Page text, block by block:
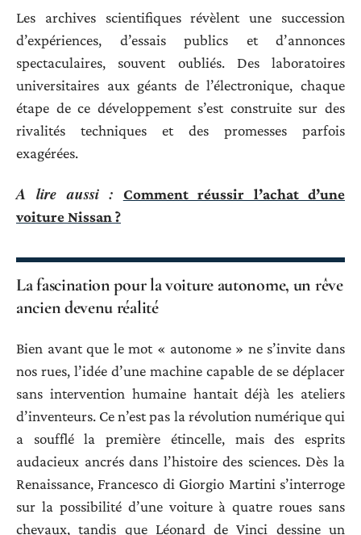
Les archives scientifiques révèlent une succession
d’expériences, d’essais publics et d’annonces
spectaculaires, souvent oubliés. Des laboratoires
universitaires aux géants de l’électronique, chaque
étape de ce développement s’est construite sur des
rivalités techniques et des promesses parfois
exagérées.
A lire aussi :
Comment réussir l’achat d’une
voiture Nissan ?
La fascination pour la voiture autonome, un rêve
ancien devenu réalité
Bien avant que le mot « autonome » ne s’invite dans
nos rues, l’idée d’une machine capable de se déplacer
sans intervention humaine hantait déjà les ateliers
d’inventeurs. Ce n’est pas la révolution numérique qui
a soufflé la première étincelle, mais des esprits
audacieux ancrés dans l’histoire des sciences. Dès la
Renaissance, Francesco di Giorgio Martini s’interroge
sur la possibilité d’une voiture à quatre roues sans
chevaux, tandis que Léonard de Vinci dessine un